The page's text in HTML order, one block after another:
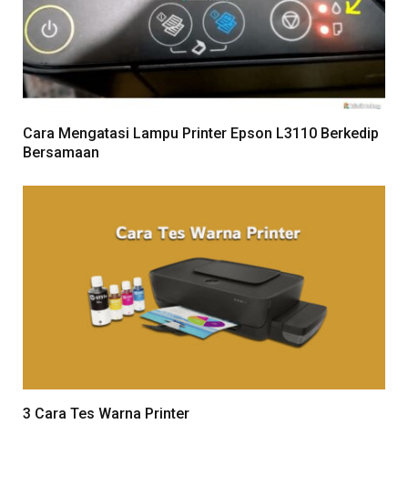
Cara Mengatasi Lampu Printer Epson L3110 Berkedip
Bersamaan
3 Cara Tes Warna Printer